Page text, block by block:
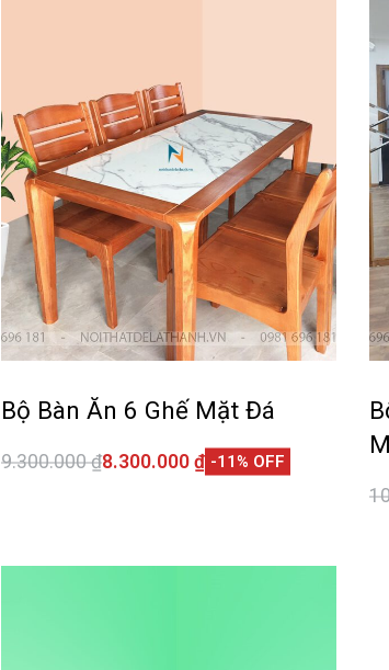
Bộ Bàn Ăn 6 Ghế Mặt Đá
9.300.000₫8.300.000 ₫ -11% OFF